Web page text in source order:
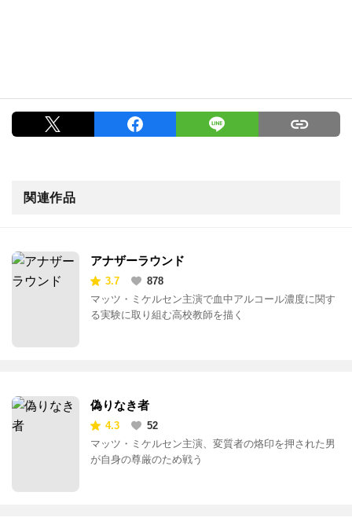
関連作品
アナザーラウンド
3.7
878
マッツ・ミケルセン主演で血中アルコール濃度に関す
る実験に取り組む高校教師を描く
偽りなき者
4.3
52
マッツ・ミケルセン主演、変質者の烙印を押された男
が自身の尊厳のため戦う